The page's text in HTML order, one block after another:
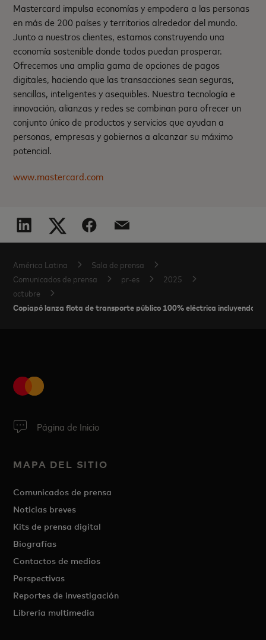
Mastercard impulsa economías y empodera a las personas
en más de 200 países y territorios alrededor del mundo.
Junto a nuestros clientes, estamos construyendo una
economía sostenible donde todos puedan prosperar.
Ofrecemos una amplia gama de opciones de pagos
digitales, haciendo que las transacciones sean seguras,
sencillas, inteligentes y asequibles. Nuestra tecnología e
innovación, alianzas y redes se combinan para ofrecer un
conjunto único de productos y servicios que ayudan a
personas, empresas y gobiernos a alcanzar su máximo
potencial.
www.mastercard.com
América Latina
Sala de prensa
Comunicados de prensa
pr-es
2025
octubre
Copiapó lanza flota de transporte público 100% eléctrica incluyendo
Página de Inicio
MAPA DEL SITIO
Comunicados de prensa
Noticias breves
Kits de prensa digital
Biografías
Contactos de medios
Perspectivas
Reportes de investigación
Librería multimedia